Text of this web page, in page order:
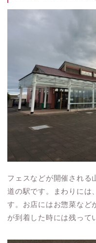
フェスなどが開催される
道の駅です。まわりには
す。お店にはお惣菜など
が到着した時には残って